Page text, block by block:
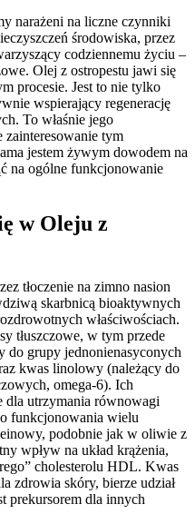
narażeni na liczne czynniki
środowiska, przez
codziennemu życiu –
Olej z ostropestu jawi się
procesie. Jest to nie tylko
wspierający regenerację
To właśnie jego
zainteresowanie tym
jestem żywym dowodem na
na ogólne funkcjonowanie
w Oleju z
tłoczenie na zimno nasion
skarbnicą bioaktywnych
właściwościach.
tłuszczowe, w tym przede
do grupy jednonienasyconych
kwas linolowy (należący do
omega-6). Ich
dla utrzymania równowagi
funkcjonowania wielu
podobnie jak w oliwie z
wpływ na układ krążenia,
cholesterolu HDL. Kwas
zdrowia skóry, bierze udział
prekursorem dla innych